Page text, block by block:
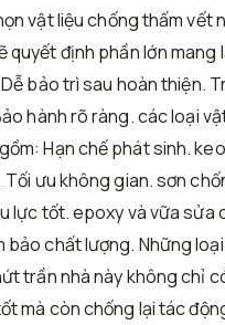
vật liệu chống thấm vết
quyết định phần lớn mang
Dễ bảo trì sau hoàn thiện.
hành rõ ràng.các loại
Hạn chế phát sinh.
Tối ưu không gian.sơn
lực tốt.epoxy và vữa sửa
bảo chất lượng. Những
trần nhà này không chỉ
mà còn chống lại tác